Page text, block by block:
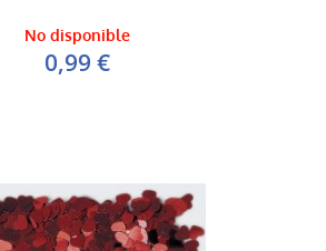
No disponible
0,99 €